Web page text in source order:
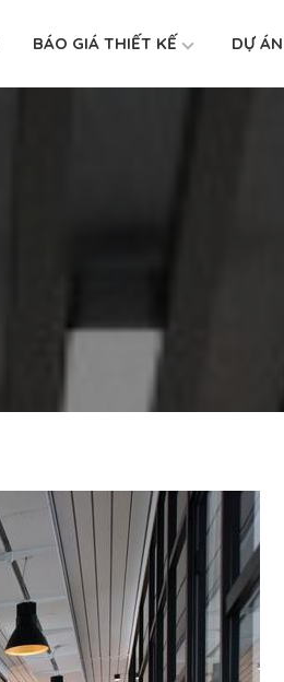
BÁO GIÁ THIẾT KẾ DỰ ÁN